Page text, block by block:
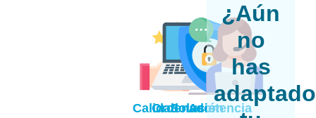
Calidad
Ordenador
Solución
Asistencia
¿Aún
no
has
adaptado